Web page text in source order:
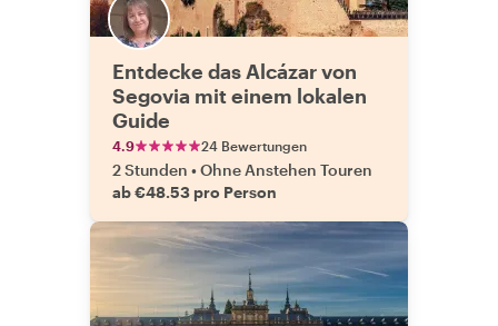
Entdecke das Alcázar von
Segovia mit einem lokalen
Guide
4.9 24 Bewertungen
2 Stunden •Ohne Anstehen Touren
ab €48.53 pro Person